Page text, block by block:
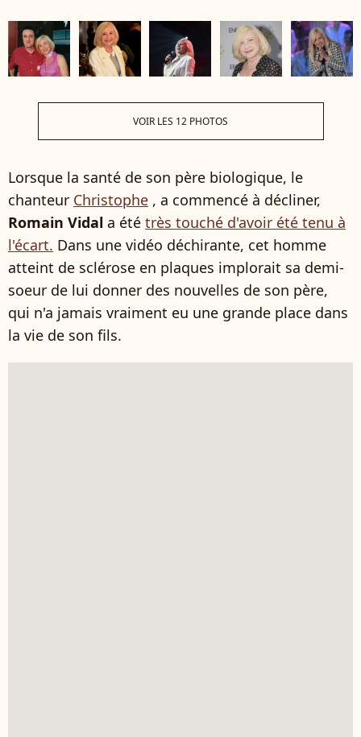
VOIR LES 12 PHOTOS
Lorsque la santé de son père biologique, le
chanteur Christophe , a commencé à décliner,
Romain Vidal a été très touché d'avoir été tenu à
l'écart. Dans une vidéo déchirante, cet homme
atteint de sclérose en plaques implorait sa demi-
soeur de lui donner des nouvelles de son père,
qui n'a jamais vraiment eu une grande place dans
la vie de son fils.